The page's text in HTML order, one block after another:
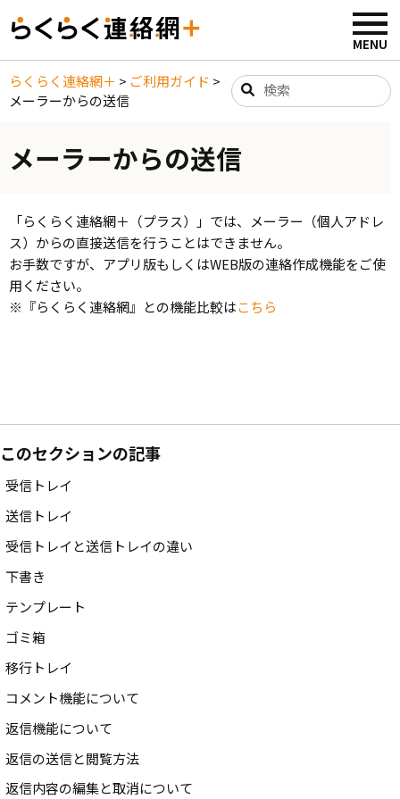
らくらく連絡網＋ > ご利用ガイド >
メーラーからの送信
メーラーからの送信
「らくらく連絡網＋（プラス）」では、メーラー（個人アドレ
ス）からの直接送信を行うことはできません。
お手数ですが、アプリ版もしくはWEB版の連絡作成機能をご使
用ください。
※『らくらく連絡網』との機能比較はこちら
このセクションの記事
受信トレイ
送信トレイ
受信トレイと送信トレイの違い
下書き
テンプレート
ゴミ箱
移行トレイ
コメント機能について
返信機能について
返信の送信と閲覧方法
返信内容の編集と取消について